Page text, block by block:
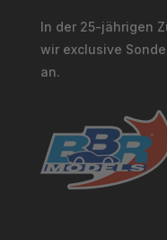
In der 25-jährigen
wir exclusive
an.